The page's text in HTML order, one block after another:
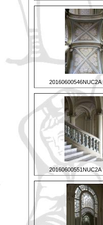
20160600546NUC2A
20160600551NUC2A